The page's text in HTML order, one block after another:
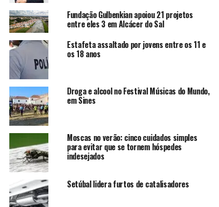
Fundação Gulbenkian apoiou 21 projetos
entre eles 3 em Alcácer do Sal
Estafeta assaltado por jovens entre os 11 e
os 18 anos
Droga e alcool no Festival Músicas do Mundo,
em Sines
Moscas no verão: cinco cuidados simples
para evitar que se tornem hóspedes
indesejados
Setúbal lidera furtos de catalisadores